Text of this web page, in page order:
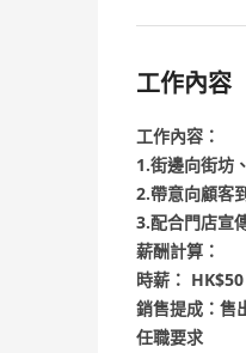
工作內容
工作內容：
1.街邊向街坊
2.帶意向顧客
3.配合門店宣
薪酬計算：
時薪： HK$50
銷售提成：售
任職要求